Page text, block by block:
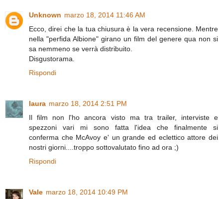
Unknown marzo 18, 2014 11:46 AM
Ecco, direi che la tua chiusura è la vera recensione. Mentre
nella "perfida Albione" girano un film del genere qua non si
sa nemmeno se verrà distribuito.
Disgustorama.
Rispondi
laura marzo 18, 2014 2:51 PM
Il film non l'ho ancora visto ma tra trailer, interviste e
spezzoni vari mi sono fatta l'idea che finalmente si
conferma che McAvoy e' un grande ed eclettico attore dei
nostri giorni....troppo sottovalutato fino ad ora ;)
Rispondi
Vale marzo 18, 2014 10:49 PM